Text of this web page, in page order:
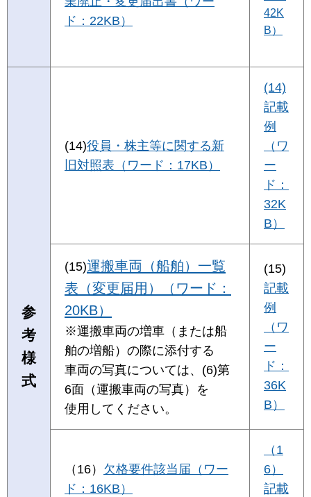
42K
B）
ド：22KB）
参
考
様
式
(14)役員・株主等に関する新
旧対照表 （ワード：17KB）
(14)
記載
例
（ワ
ー
ド：
32K
B）
(15)運搬車両（船舶）一覧
表（変更届用）（ワード：
20KB）
※運搬車両の増車（または船
舶の増船）の際に添付する
車両の写真については、(6)第
6面（運搬車両の写真）を
使用してください。
(15)
記載
例
（ワ
ー
ド：
36K
B）
（16） 欠格要件該当届（ワー
ド：16KB）
（1
6）
記載